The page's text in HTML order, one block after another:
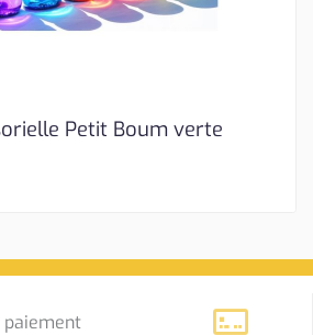
Petit Boum verte
paiement